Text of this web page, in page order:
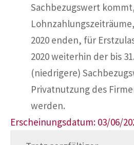
Sachbezugswert
2020 enden, für
2020 weiterhin der bis
(niedrigere)
Privatnutzung des
werden.
Erscheinungsdatum: 03/06/